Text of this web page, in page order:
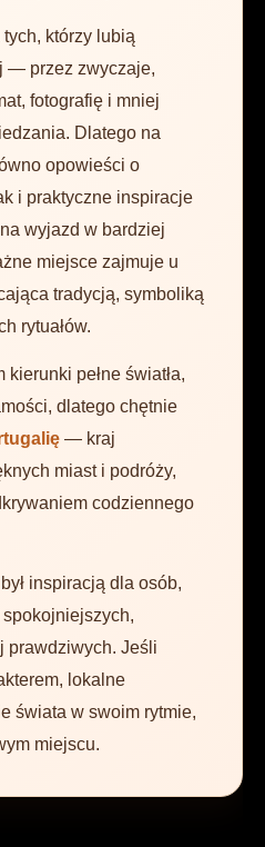
którzy lubią
— przez zwyczaje,
fotografię i mniej
Dlatego na
opowieści o
i praktyczne inspiracje
wyjazd w bardziej
miejsce zajmuje u
tradycją, symboliką
rytuałów.
pełne światła,
dlatego chętnie
— kraj
miast i podróży,
codziennego
inspiracją dla osób,
prawdziwych. Jeśli
lokalne
świata w swoim rytmie,
miejscu.